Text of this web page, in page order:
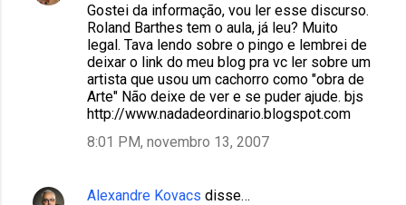
Gostei da informação, vou ler esse discurso.
Roland Barthes tem o aula, já leu? Muito
legal. Tava lendo sobre o pingo e lembrei de
deixar o link do meu blog pra vc ler sobre um
artista que usou um cachorro como "obra de
Arte" Não deixe de ver e se puder ajude. bjs
http://www.nadadeordinario.blogspot.com
8:01 PM, novembro 13, 2007
Alexandre Kovacs disse…